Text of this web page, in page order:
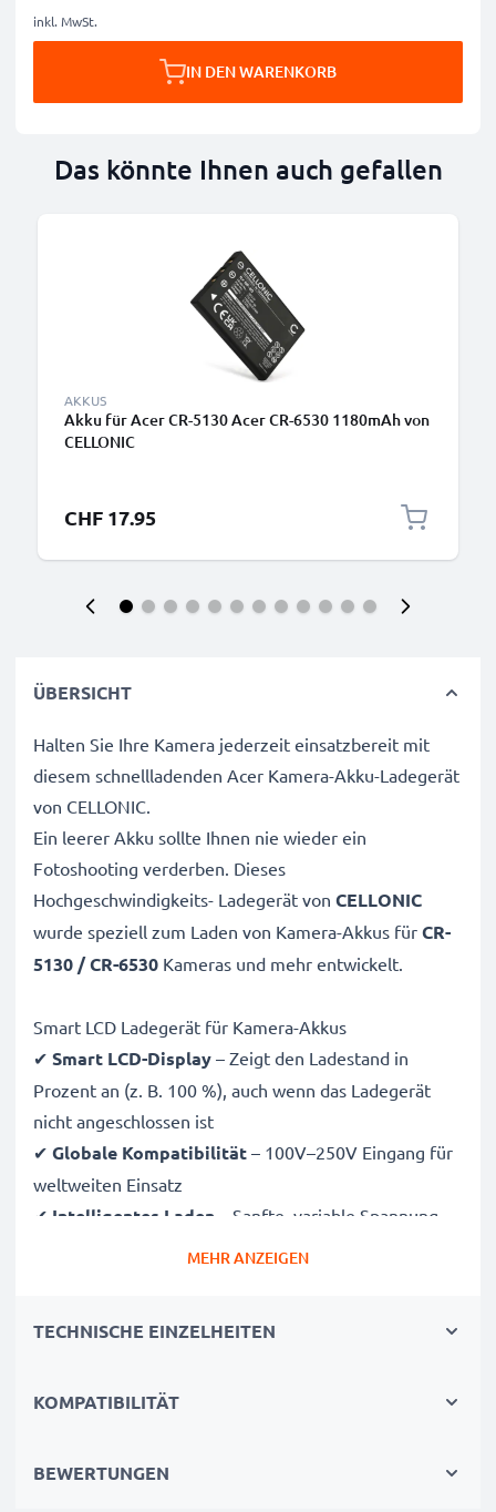
inkl. MwSt.
IN DEN WARENKORB
Das könnte Ihnen auch gefallen
AKKUS
Akku für Acer CR-5130 Acer CR-6530 1180mAh von
CELLONIC
CHF 17.95
ÜBERSICHT
Halten Sie Ihre Kamera jederzeit einsatzbereit mit
diesem schnellladenden Acer Kamera-Akku-Ladegerät
von CELLONIC.
Ein leerer Akku sollte Ihnen nie wieder ein
Fotoshooting verderben. Dieses
Hochgeschwindigkeits- Ladegerät von CELLONIC
wurde speziell zum Laden von Kamera-Akkus für CR-
5130 / CR-6530 Kameras und mehr entwickelt.
Smart LCD Ladegerät für Kamera-Akkus
✔ Smart LCD-Display – Zeigt den Ladestand in
Prozent an (z. B. 100 %), auch wenn das Ladegerät
nicht angeschlossen ist
✔ Globale Kompatibilität – 100V–250V Eingang für
weltweiten Einsatz
✔ Intelligentes Laden – Sanfte, variable Spannung
verlängert die Lebensdauer des Akkus
Kurzschluss
Kompakt & reisetauglich
Kameratasche
MEHR ANZEIGEN
TECHNISCHE EINZELHEITEN
KOMPATIBILITÄT
BEWERTUNGEN